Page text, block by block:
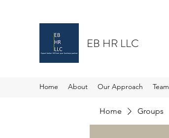
EB HR LLC
Home About Our Approach Team
Home Groups